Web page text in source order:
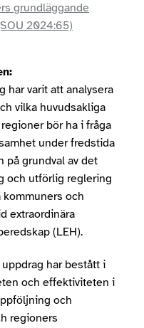
grundläggande
2024:65)
har varit att analysera
vilka huvudsakliga
bör ha i fråga
under fredstida
på grundval av det
och utförlig reglering
och
extraordinära
(LEH).
har bestått i
och effektiviteten i
och
regioners